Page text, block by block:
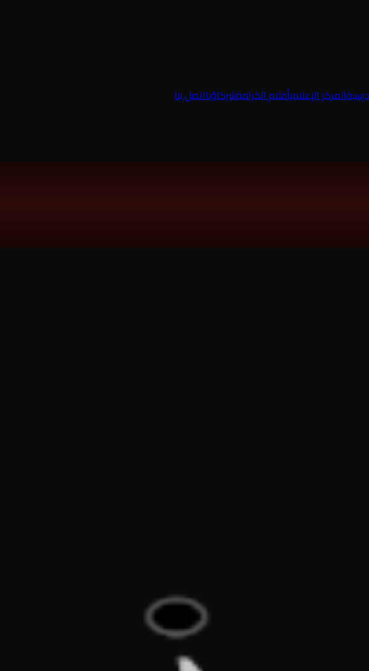
المركز الإعلاميأقلام الكرامةشركاؤنااتصل بنا